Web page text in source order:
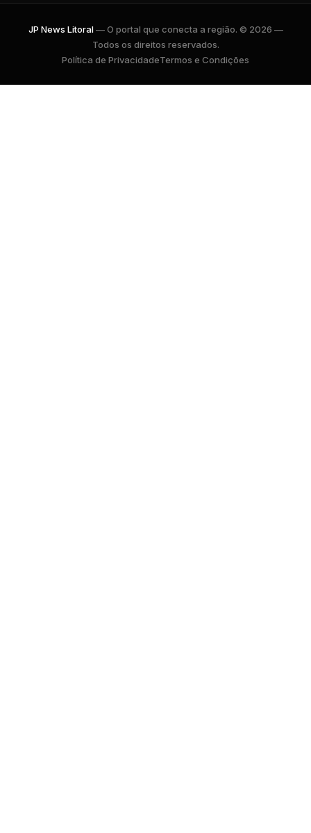
JP News Litoral— O portal que conecta a região. © 2026 —
Todos os direitos reservados.
Política de PrivacidadeTermos e Condições